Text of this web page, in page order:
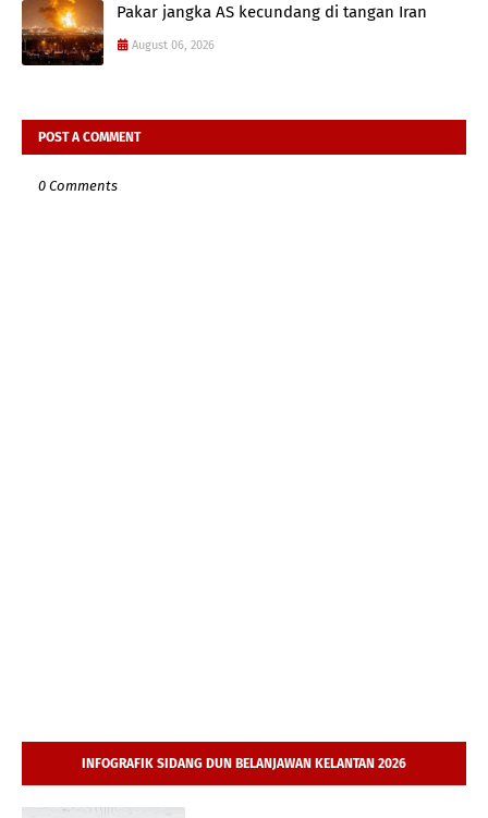
Pakar jangka AS kecundang di tangan Iran
August 06, 2026
POST A COMMENT
0 Comments
INFOGRAFIK SIDANG DUN BELANJAWAN KELANTAN 2026